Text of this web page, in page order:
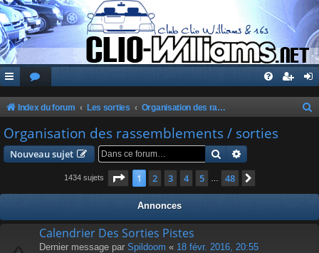
Index du forum Les sorties Organisation des rassemblements / sorties
c
Organisation des rassemblements / sorties
Nouveau sujet Rechercher
1434 sujets Page 1sur48
1 2 3 4 5 48
Annonces
Calendrier Des Sorties Pistes
Dernier message par Spildoom « 18 févr. 2016, 20:55